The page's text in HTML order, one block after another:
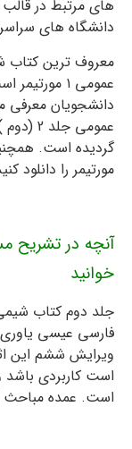
های مرتبط در
دانشگاه های
معروف ترین کتاب
عمومی ۱
دانشجویان
گردیده است.
مورتیمر را دانلود
خوانید
جلد دوم کتاب شیمی
فارسی عیسی یاوری
ویرایش ششم این
است کاربردی باشد
است. عمده مباحث